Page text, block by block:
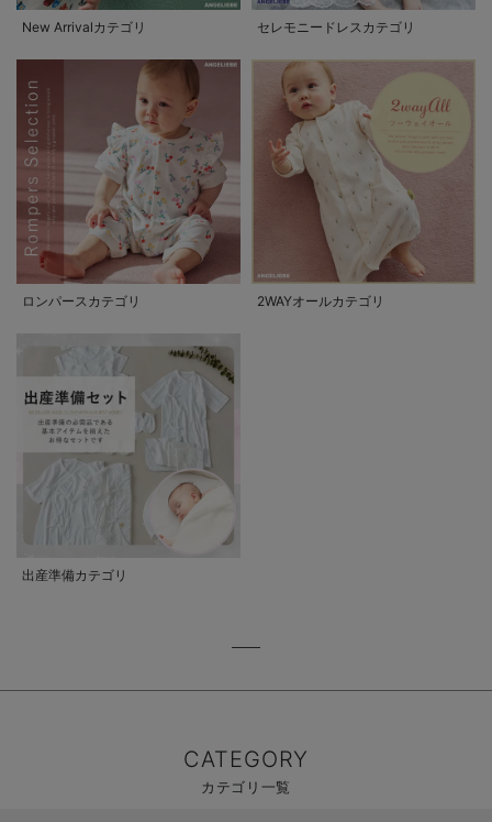
New Arrivalカテゴリ セレモニードレスカテゴリ
ロンパースカテゴリ 2WAYオールカテゴリ
出産準備カテゴリ
CATEGORY
カテゴリ一覧